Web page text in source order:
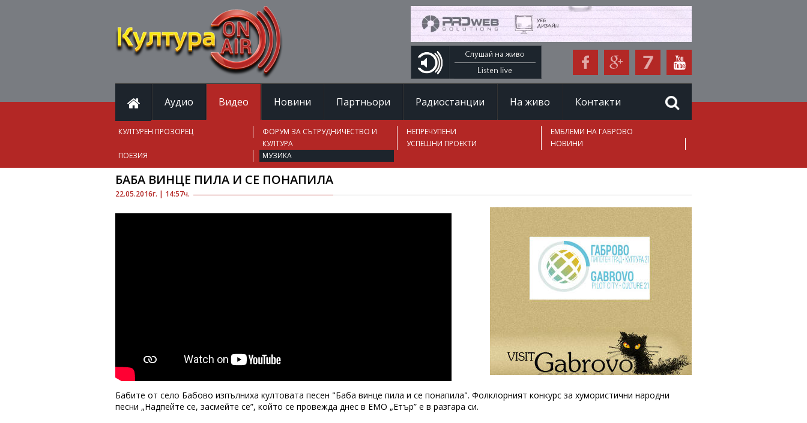
Аудио Видео Новини Партньори Радиостанции На живо Контакти
КУЛТУРЕН ПРОЗОРЕЦ
ФОРУМ ЗА СЪТРУДНИЧЕСТВО И
КУЛТУРА
НЕПРЕЧУПЕНИ
ЕМБЛЕМИ НА ГАБРОВО
УСПЕШНИ ПРОЕКТИ
НОВИНИ
ПОЕЗИЯ
МУЗИКА
22.05.2016г. | 14:57ч.
БАБА ВИНЦЕ ПИЛА И СЕ ПОНАПИЛА
Бабите от село Бабово изпълниха култовата песен "Баба винце пила и се понапила". Фолклорният конкурс за хумористични народни
песни „Надпейте се, засмейте се”, който се провежда днес в ЕМО „Етър” е в разгара си.